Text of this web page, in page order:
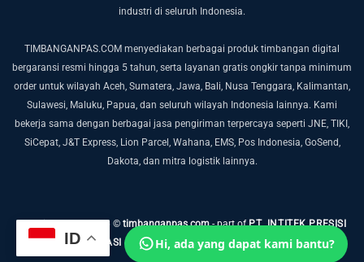
Hi, ada yang dapat kami bantu?
industri di seluruh Indonesia.
TIMBANGANPAS.COM menyediakan berbagai produk timbangan digital
bergaransi resmi hingga 5 tahun, serta layanan gratis ongkir tanpa minimum
order untuk wilayah Aceh, Sumatera, Jawa, Bali, Nusa Tenggara, Kalimantan,
Sulawesi, Maluku, Papua, dan seluruh wilayah Indonesia lainnya. Kami
bekerja sama dengan berbagai jasa pengiriman terpercaya seperti JNE, TIKI,
SiCepat, J&T Express, Lion Parcel, Wahana, EMS, Pos Indonesia, GoSend,
Dakota, dan mitra logistik lainnya.
Copyright 2019-2026 ©timbanganpas.com- part ofPT. INTITEK PRESISI
INTEGRASI - web development byRVG NETWORK
ID